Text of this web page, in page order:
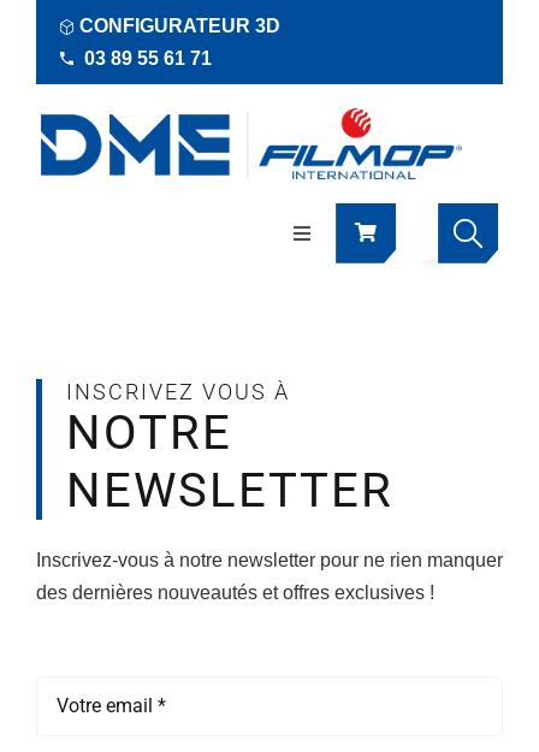
contenu
CONFIGURATEUR 3D
03 89 55 61 71
Navigation
Actualités
Documentations
INSCRIVEZ VOUS À
NOTRE
NEWSLETTER
Inscrivez-vous à notre newsletter pour ne rien manquer
des dernières nouveautés et offres exclusives !